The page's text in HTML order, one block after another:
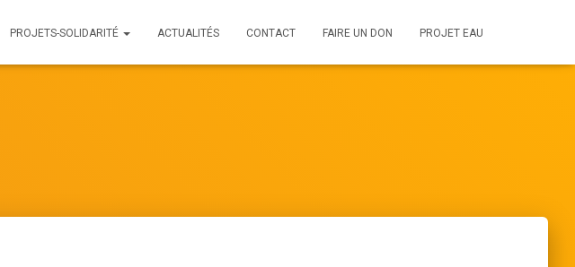
PROJETS-SOLIDARITÉ ACTUALITÉS CONTACT FAIRE UN DON PROJET EAU